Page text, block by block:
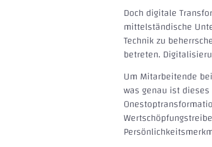
Doch digitale
mittelständische
Technik zu
betreten.
Um Mitarbeitende
was genau ist